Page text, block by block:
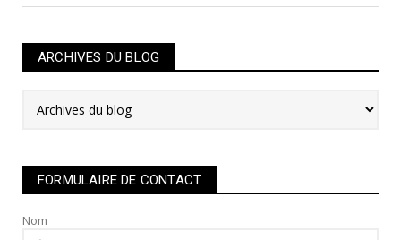
ARCHIVES DU BLOG
FORMULAIRE DE CONTACT
Nom